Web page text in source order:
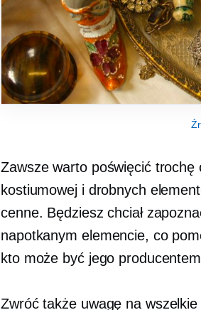
Zawsze warto poświęcić
kostiumowej i drobnych
cenne. Będziesz chciał
napotkanym elemencie, co
kto może być jego
Zwróć także uwagę na